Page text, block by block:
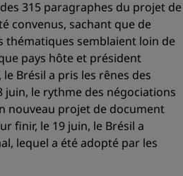
315 paragraphes du projet de
convenus, sachant que de
semblaient loin de
pays hôte et président
Brésil a pris les rênes des
juin, le rythme des négociations
nouveau projet de document
finir, le 19 juin, le Brésil a
lequel a été adopté par les